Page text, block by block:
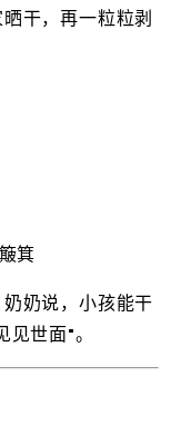
干，再一粒粒剥
箕
奶说，小孩能干
世面"。